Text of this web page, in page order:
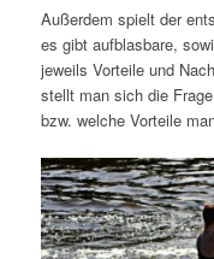
Außerdem spielt der
es gibt aufblasbare,
jeweils Vorteile und
stellt man sich die
bzw. welche Vorteile